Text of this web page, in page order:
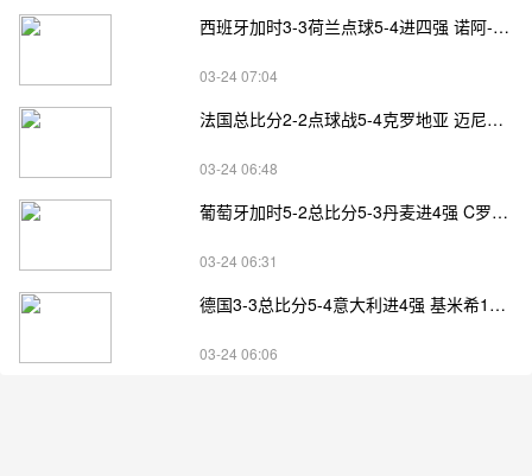
西班牙加时3-3荷兰点球5-4进四强 诺阿-朗&马伦失点
03-24 07:04
法国总比分2-2点球战5-4克罗地亚 迈尼昂两扑点
03-24 06:48
葡萄牙加时5-2总比分5-3丹麦进4强 C罗失点+补射破门
03-24 06:31
德国3-3总比分5-4意大利进4强 基米希1射2传小基恩双响
03-24 06:06